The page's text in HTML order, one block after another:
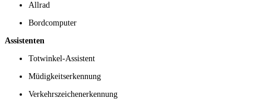
Allrad
Bordcomputer
Assistenten
Totwinkel-Assistent
Müdigkeitserkennung
Verkehrszeichenerkennung